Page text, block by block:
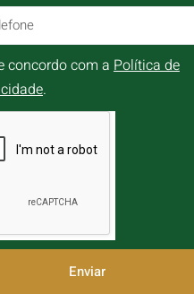
concordo com a Política de
.
Enviar